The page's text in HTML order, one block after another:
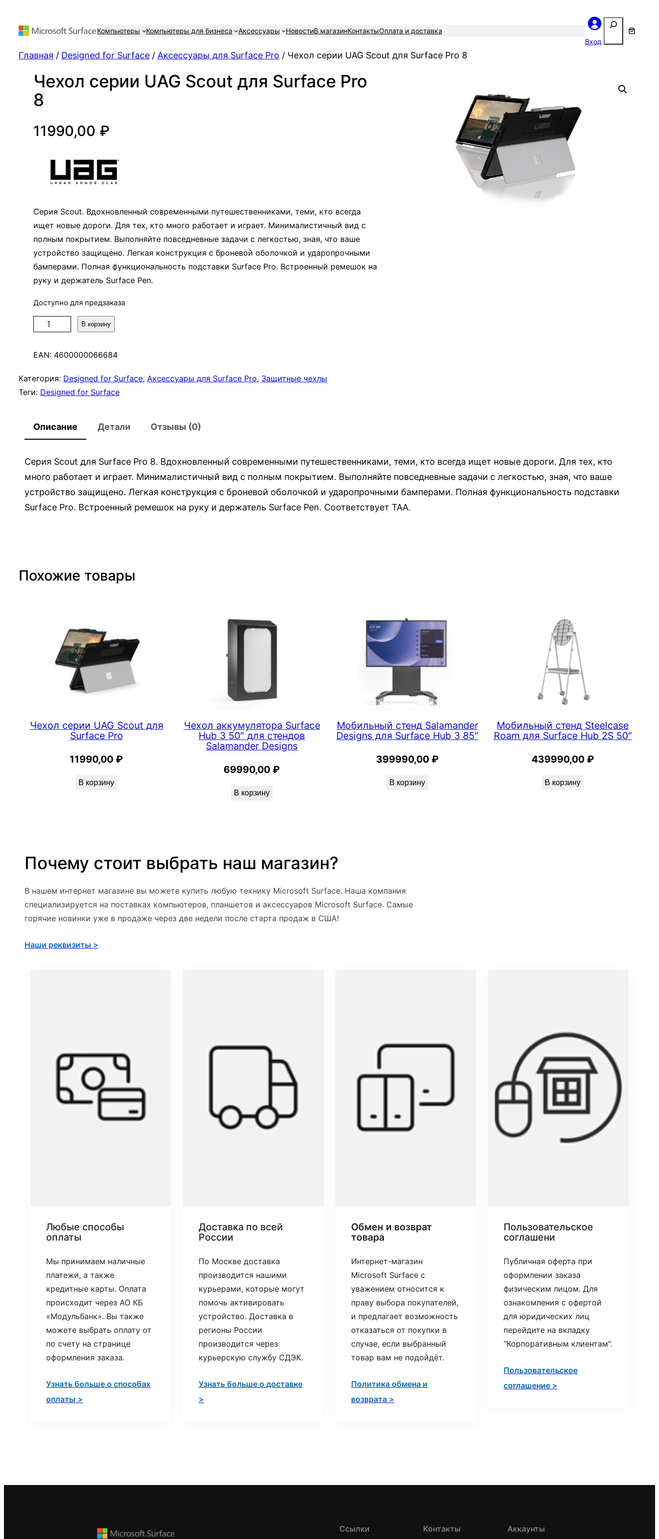
Компьютеры Компьютеры для бизнеса Аксессуары НовостиВ магазинКонтактыОплата и доставка
Вход
Поиск
Главная / Designed for Surface / Аксессуары для Surface Pro / Чехол серии UAG Scout для Surface Pro 8
Чехол серии UAG Scout для Surface Pro
8
11990,00 ₽
Серия Scout. Вдохновленный современными путешественниками, теми, кто всегда
ищет новые дороги. Для тех, кто много работает и играет. Минималистичный вид с
полным покрытием. Выполняйте повседневные задачи с легкостью, зная, что ваше
устройство защищено. Легкая конструкция с броневой оболочкой и ударопрочными
бамперами. Полная функциональность подставки Surface Pro. Встроенный ремешок на
руку и держатель Surface Pen.
Доступно для предзаказа
л
ч
е
в
т
о
о
S
r
f
r
В корзину
EAN: 4600000066684
Категория: Designed for Surface, Аксессуары для Surface Pro, Защитные чехлы
Теги: Designed for Surface
Описание Детали Отзывы (0)
Серия Scout для Surface Pro 8. Вдохновленный современными путешественниками, теми, кто всегда ищет новые дороги. Для тех, кто
много работает и играет. Минималистичный вид с полным покрытием. Выполняйте повседневные задачи с легкостью, зная, что ваше
устройство защищено. Легкая конструкция с броневой оболочкой и ударопрочными бамперами. Полная функциональность подставки
Surface Pro. Встроенный ремешок на руку и держатель Surface Pen. Соответствует ТАА.
Похожие товары
Чехол серии UAG Scout для
Surface Pro
11990,00 ₽
В корзину
Чехол аккумулятора Surface
Hub 3 50″ для стендов
Salamander Designs
69990,00 ₽
В корзину
Мобильный стенд Salamander
Designs для Surface Hub 3 85″
399990,00 ₽
В корзину
Мобильный стенд Steelcase
Roam для Surface Hub 2S 50″
439990,00 ₽
В корзину
Почему стоит выбрать наш магазин?
В нашем интернет магазине вы можете купить любую технику Microsoft Surface. Наша компания
специализируется на поставках компьютеров, планшетов и аксессуаров Microsoft Surface. Самые
горячие новинки уже в продаже через две недели после старта продаж в США!
Наши реквизиты >
Любые способы
оплаты
Мы принимаем наличные
платежи, а также
кредитные карты. Оплата
происходит через АО КБ
«Модульбанк». Вы также
можете выбрать оплату от
по счету на странице
оформления заказа.
Узнать больше о способах
оплаты >
Доставка по всей
России
По Москве доставка
производится нашими
курьерами, которые могут
помочь активировать
устройство. Доставка в
регионы России
производится через
курьерскую службу СДЭК.
Узнать больше о доставке
>
Обмен и возврат
товара
Интернет-магазин
Microsoft Surface с
уважением относится к
праву выбора покупателей,
и предлагает возможность
отказаться от покупки в
случае, если выбранный
товар вам не подойдёт.
Политика обмена и
возврата >
Пользовательское
соглашени
Публичная оферта при
оформлении заказа
физическим лицом. Для
ознакомления с офертой
для юридических лиц
перейдите на вкладку
"Корпоративным клиентам".
Пользовательское
соглашение >
Ссылки Контакты Аккаунты